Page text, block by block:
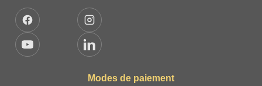
Facebook Instagram
YouTube LinkedIn
Modes de paiement